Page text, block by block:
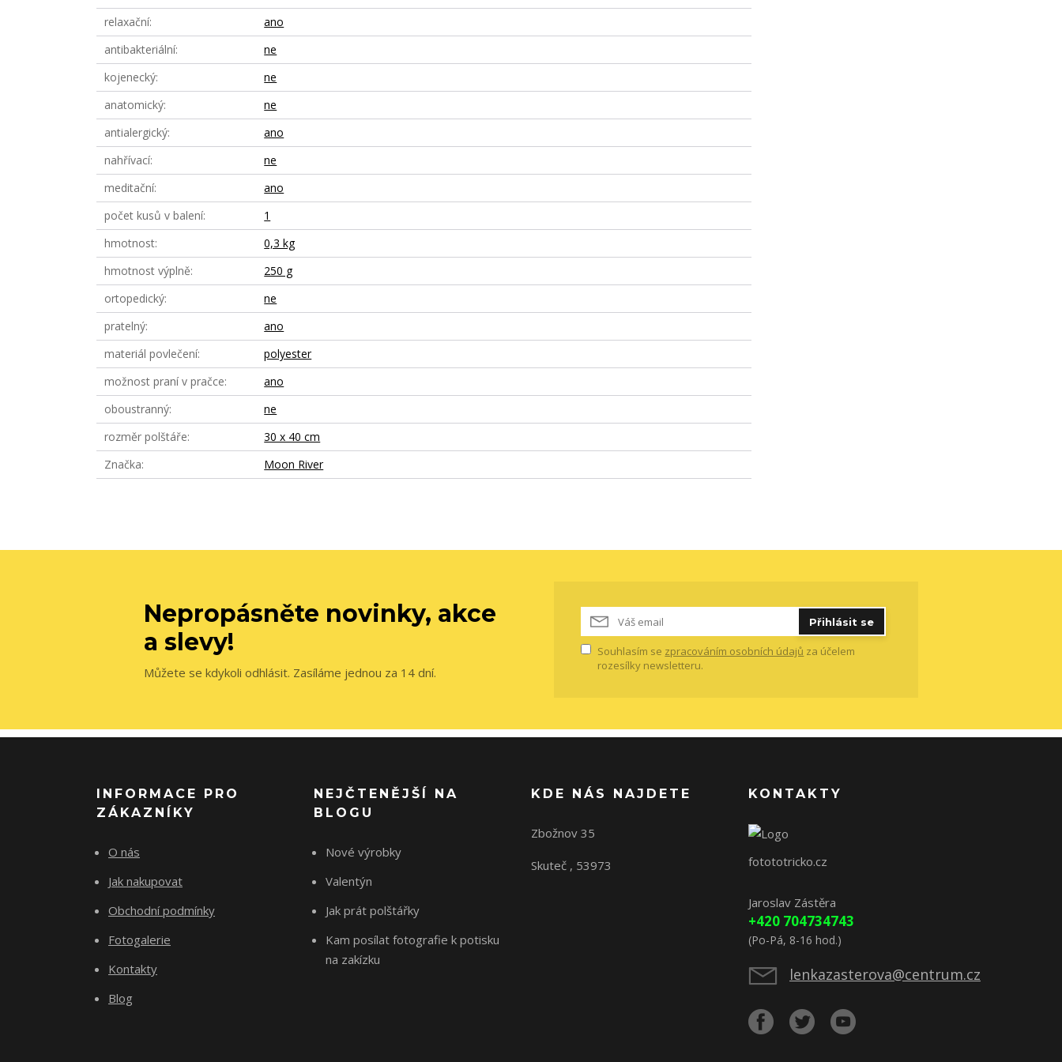
relaxační
ano
antibakteriální
ne
kojenecký
ne
anatomický
ne
antialergický
ano
nahřívací
ne
meditační
ano
počet kusů v balení
1
hmotnost
0,3 kg
hmotnost výplně
250 g
ortopedický
ne
pratelný
ano
materiál povlečení
polyester
možnost praní v pračce
ano
oboustranný
ne
rozměr polštáře
30 x 40 cm
Značka
Moon River
Nepropásněte novinky, akce
a slevy!
Můžete se kdykoli odhlásit. Zasíláme jednou za 14 dní.
Přihlásit se
Souhlasím se zpracováním osobních údajů za účelem
rozesílky newsletteru.
INFORMACE PRO
ZÁKAZNÍKY
O nás
Jak nakupovat
Obchodní podmínky
Fotogalerie
Kontakty
Blog
NEJČTENĚJŠÍ NA
BLOGU
Nové výrobky
Valentýn
Jak prát polštářky
Kam posílat fotografie k potisku
na zakízku
KDE NÁS NAJDETE
Zbožnov 35
Skuteč , 53973
KONTAKTY
fotototricko.cz
Jaroslav Zástěra
+420 704734743
(Po-Pá, 8-16 hod.)
lenkazasterova@centrum.cz